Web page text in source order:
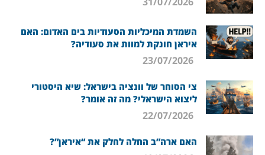
השמדת המיכליות הסעודיות בים האדום: האם
איראן חונקת למוות את סעודיה?
צי הסוחר של וונציה בישראל: שיא היסטורי
ליצוא הישראלי? מה זה אומר?
האם ארה”ב החלה לחלק את “איראן”?